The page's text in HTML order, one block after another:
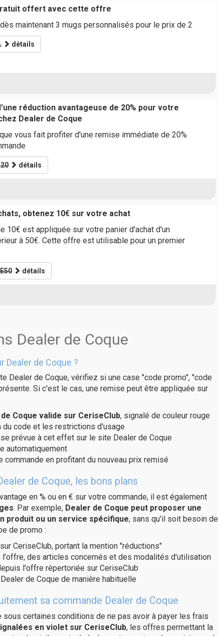
offert avec cette offre
maintenant 3 mugs personnalisés pour le prix de 2
détails
réduction avantageuse de 20% pour votre
Dealer de Coque
vous fait profiter d'une remise immédiate de 20%
détails
obtenez 10€ sur votre achat
10€ est appliquée sur votre panier d'achat d'un
à 50€. Cette offre est utilisable pour un premier
détails
Dealer de Coque
Dealer de Coque ?
Dealer de Coque, vérifiez si une case "code promo", "code
Si c'est le cas, une remise peut être appliquée sur
Coque valide sur CeriseClub, signalé de couleur rouge
code et les restrictions d'usage
prévue à cet effet sur le site Dealer de Coque
automatiquement
en profitant du nouveau prix remisé
de Coque, les bons plans
en % ou en € sur votre commande, il est également
. Par exemple, Dealer de Coque peut proposer une
produit ou un service spécifique, sans qu'il soit besoin de
de promo :
CeriseClub, portant la mention "réductions"
des articles concernés et des modalités d'utilisation
l'offre répertoriée sur CeriseClub
de Coque de manière habituelle
sa commande Dealer de Coque
certaines conditions de ne pas avoir à payer les frais
en violet sur CeriseClub, les offres permettant la